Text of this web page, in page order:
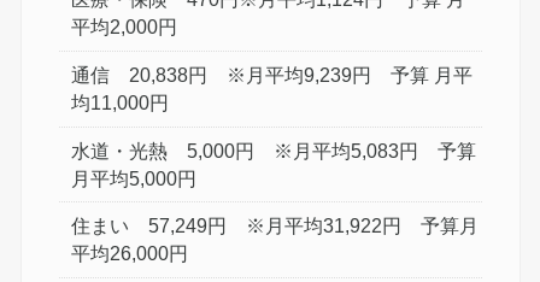
平均2,000円
通信 20,838円 ※月平均9,239円 予算 月平
均11,000円
水道・光熱 5,000円 ※月平均5,083円 予算
月平均5,000円
住まい 57,249円 ※月平均31,922円 予算月
平均26,000円